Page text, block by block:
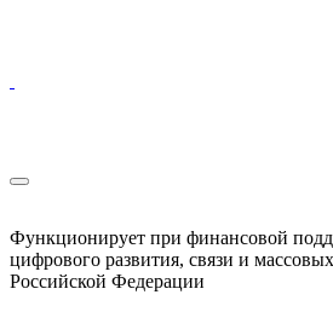
Функционирует при финансовой
цифрового развития, связи и
Российской Федерации